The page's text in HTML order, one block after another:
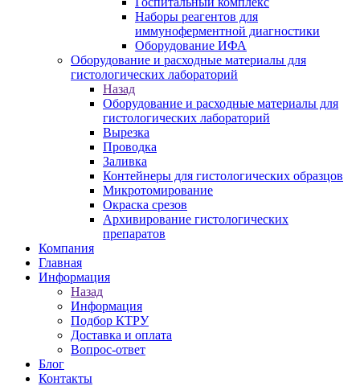
Наборы реагентов для
иммуноферментной диагностики
Оборудование ИФА
Оборудование и расходные материалы для
гистологических лабораторий
Назад
Оборудование и расходные материалы для
гистологических лабораторий
Вырезка
Проводка
Заливка
Контейнеры для гистологических образцов
Микротомирование
Окраска срезов
Архивирование гистологических
препаратов
Компания
Главная
Информация
Назад
Информация
Подбор КТРУ
Доставка и оплата
Вопрос-ответ
Блог
Контакты